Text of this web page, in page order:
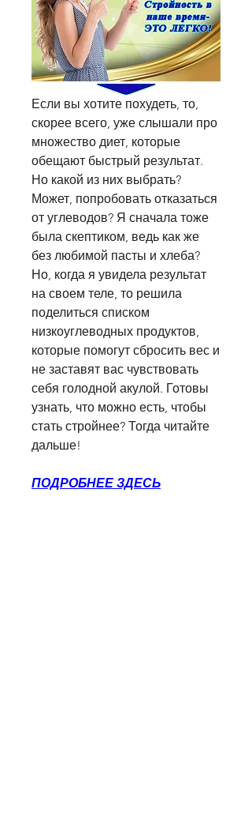
Если вы хотите похудеть, то,
скорее всего, уже слышали про
множество диет, которые
обещают быстрый результат.
Но какой из них выбрать?
Может, попробовать отказаться
от углеводов? Я сначала тоже
была скептиком, ведь как же
без любимой пасты и хлеба?
Но, когда я увидела результат
на своем теле, то решила
поделиться списком
низкоуглеводных продуктов,
которые помогут сбросить вес и
не заставят вас чувствовать
себя голодной акулой. Готовы
узнать, что можно есть, чтобы
стать стройнее? Тогда читайте
дальше!
ПОДРОБНЕЕ ЗДЕСЬ